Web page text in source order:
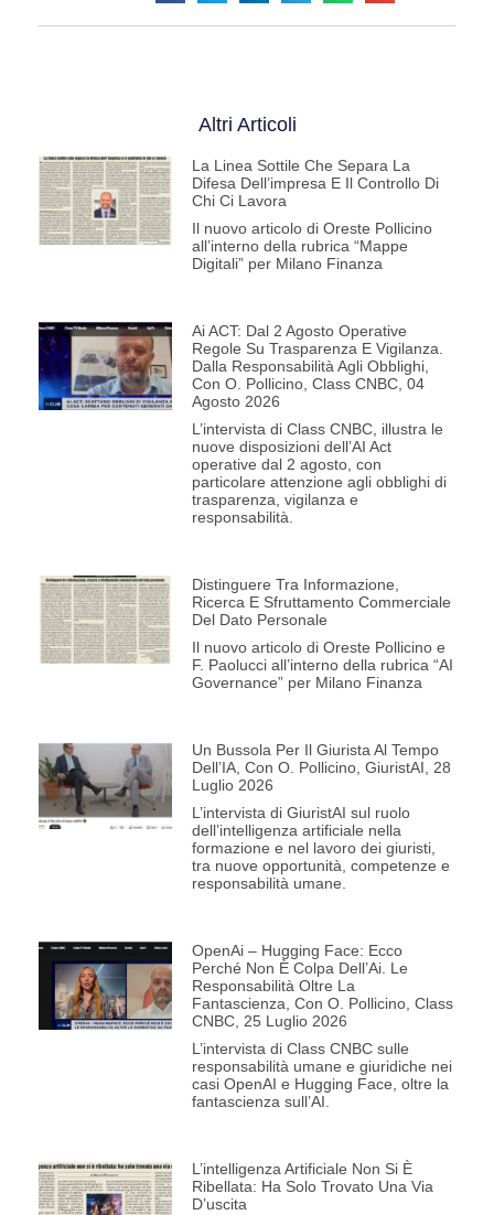
Altri Articoli
La Linea Sottile Che Separa La
Difesa Dell’impresa E Il Controllo Di
Chi Ci Lavora
Il nuovo articolo di Oreste Pollicino
all’interno della rubrica “Mappe
Digitali” per Milano Finanza
Ai ACT: Dal 2 Agosto Operative
Regole Su Trasparenza E Vigilanza.
Dalla Responsabilità Agli Obblighi,
Con O. Pollicino, Class CNBC, 04
Agosto 2026
L’intervista di Class CNBC, illustra le
nuove disposizioni dell’AI Act
operative dal 2 agosto, con
particolare attenzione agli obblighi di
trasparenza, vigilanza e
responsabilità.
Distinguere Tra Informazione,
Ricerca E Sfruttamento Commerciale
Del Dato Personale
Il nuovo articolo di Oreste Pollicino e
F. Paolucci all’interno della rubrica “AI
Governance” per Milano Finanza
Un Bussola Per Il Giurista Al Tempo
Dell’IA, Con O. Pollicino, GiuristAI, 28
Luglio 2026
L’intervista di GiuristAI sul ruolo
dell’intelligenza artificiale nella
formazione e nel lavoro dei giuristi,
tra nuove opportunità, competenze e
responsabilità umane.
OpenAi – Hugging Face: Ecco
Perché Non È Colpa Dell’Ai. Le
Responsabilità Oltre La
Fantascienza, Con O. Pollicino, Class
CNBC, 25 Luglio 2026
L’intervista di Class CNBC sulle
responsabilità umane e giuridiche nei
casi OpenAI e Hugging Face, oltre la
fantascienza sull’AI.
L’intelligenza Artificiale Non Si È
Ribellata: Ha Solo Trovato Una Via
D’uscita